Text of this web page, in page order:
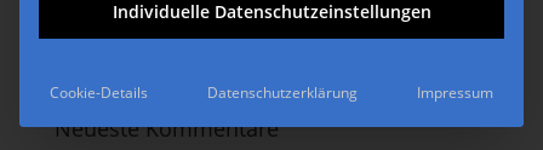
Neueste Kommentare
Individuelle Datenschutzeinstellungen
Cookie-Details Datenschutzerklärung Impressum